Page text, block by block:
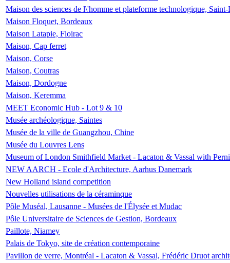
Maison des sciences de l\'homme et plateforme technologique,
Maison Floquet, Bordeaux
Maison Latapie, Floirac
Maison, Cap ferret
Maison, Corse
Maison, Coutras
Maison, Dordogne
Maison, Keremma
MEET Economic Hub - Lot 9 & 10
Musée archéologique, Saintes
Musée de la ville de Guangzhou, Chine
Musée du Louvres Lens
Museum of London Smithfield Market - Lacaton & Vassal with
NEW AARCH - Ecole d'Architecture, Aarhus Danemark
New Holland island competition
Nouvelles utilisations de la céraminque
Pôle Muséal, Lausanne - Musées de l'Élysée et Mudac
Pôle Universitaire de Sciences de Gestion, Bordeaux
Paillote, Niamey
Palais de Tokyo, site de création contemporaine
Pavillon de verre, Montréal - Lacaton & Vassal, Frédéric Druot